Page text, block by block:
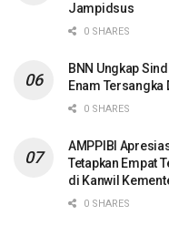
Jampidsus
0 SHARES
BNN Ungkap
Enam Tersangka
0 SHARES
AMPPIBI
Tetapkan Empat
di Kanwil
0 SHARES